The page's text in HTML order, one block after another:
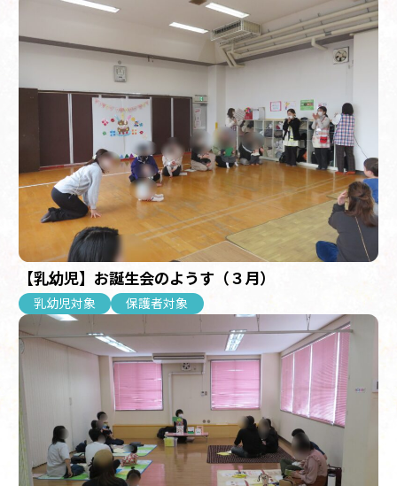
【乳幼児】お誕生会のようす（３月）
乳幼児対象 保護者対象